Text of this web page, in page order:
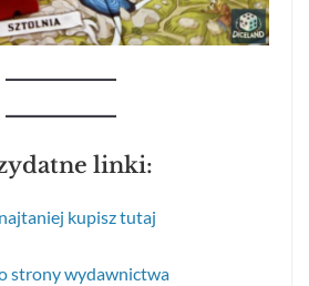
linki:
kupisz tutaj
strony wydawnictwa